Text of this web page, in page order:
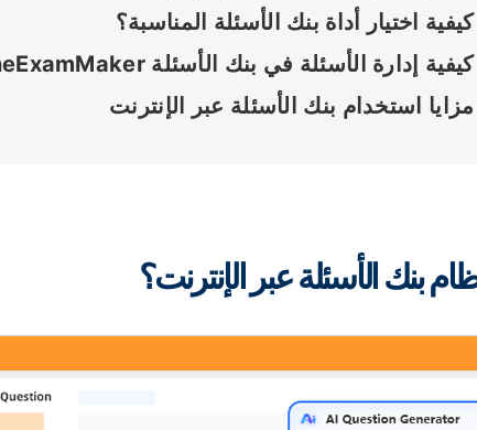
كيفية اختيار أداة بنك الأسئلة المناسبة؟
كيفية إدارة الأسئلة في بنك الأسئلة OnlineExamMaker؟
مزايا استخدام بنك الأسئلة عبر الإنترنت
بنك الأسئلة عبر الإنترنت؟